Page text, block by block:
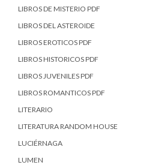
LIBROS DE MISTERIO PDF
LIBROS DEL ASTEROIDE
LIBROS EROTICOS PDF
LIBROS HISTORICOS PDF
LIBROS JUVENILES PDF
LIBROS ROMANTICOS PDF
LITERARIO
LITERATURA RANDOM HOUSE
LUCIÉRNAGA
LUMEN